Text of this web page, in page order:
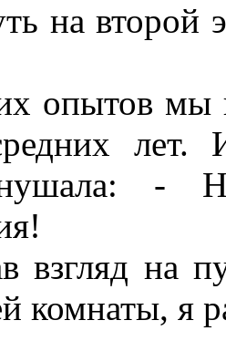
на второй
опытов мы
лет.
-
взгляд на
комнаты, я